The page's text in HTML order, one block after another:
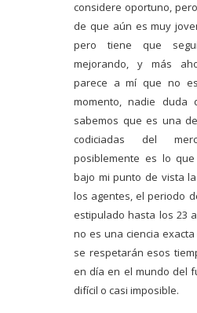
considere oportuno,
de que aún es muy
pero tiene que
mejorando, y más
parece a mí que no
momento, nadie duda
sabemos que es una
codiciadas del
posiblemente es lo
bajo mi punto de vista
los agentes, el periodo
estipulado hasta los 23
no es una ciencia
se respetarán esos
en día en el mundo del
difícil o casi imposible.